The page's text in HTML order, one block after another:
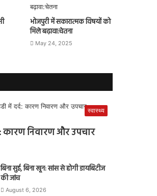
भोजपुरी में सकारात्मक विषयों को
मिले बढ़ावा:चेतना
May 24, 2025
स्वास्थ्य
कारण निवारण और उपचार
बिना सुई, बिना खून: सांस से होगी डायबिटीज
की जांच
August 6, 2026